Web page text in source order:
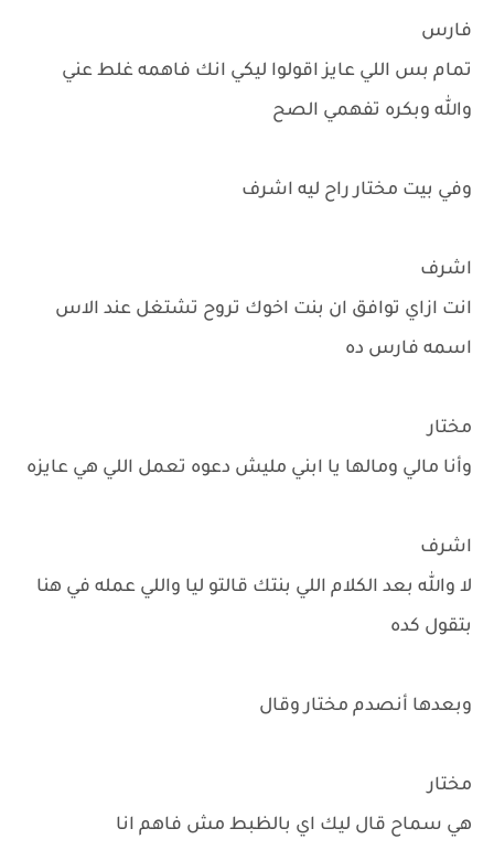
فارس
تمام بس اللي عايز اقولوا ليكي انك فاهمه غلط عني
والله وبكره تفهمي الصح
وفي بيت مختار راح ليه اشرف
اشرف
انت ازاي توافق ان بنت اخوك تروح تشتغل عند الاس
اسمه فارس ده
مختار
وأنا مالي ومالها يا ابني مليش دعوه تعمل اللي هي عايزه
اشرف
لا والله بعد الكلام اللي بنتك قالتو ليا واللي عمله في هنا
بتقول كده
وبعدها أنصدم مختار وقال
مختار
هي سماح قال ليك اي بالظبط مش فاهم انا